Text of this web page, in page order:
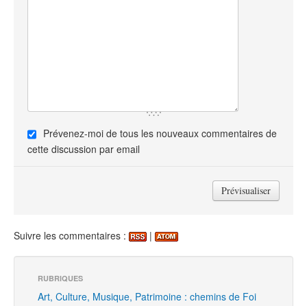
Prévenez-moi de tous les nouveaux commentaires de
cette discussion par email
Suivre les commentaires : |
RUBRIQUES
Art, Culture, Musique, Patrimoine : chemins de Foi